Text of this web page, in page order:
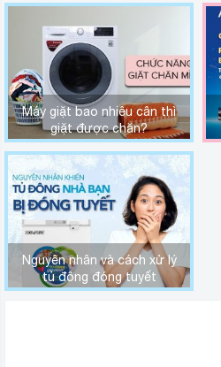
Máy giặt bao nhiêu cân thì
giặt được chăn?
Nguyên nhân và cách xử lý
tủ đông đóng tuyết